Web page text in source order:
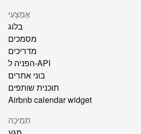
אֶמְצָעִי
בלוג
מסמכים
מדריכים
הפניה ל-API
בוני אתרים
תוכנית שותפים
Airbnb calendar widget
תְמִיכָה